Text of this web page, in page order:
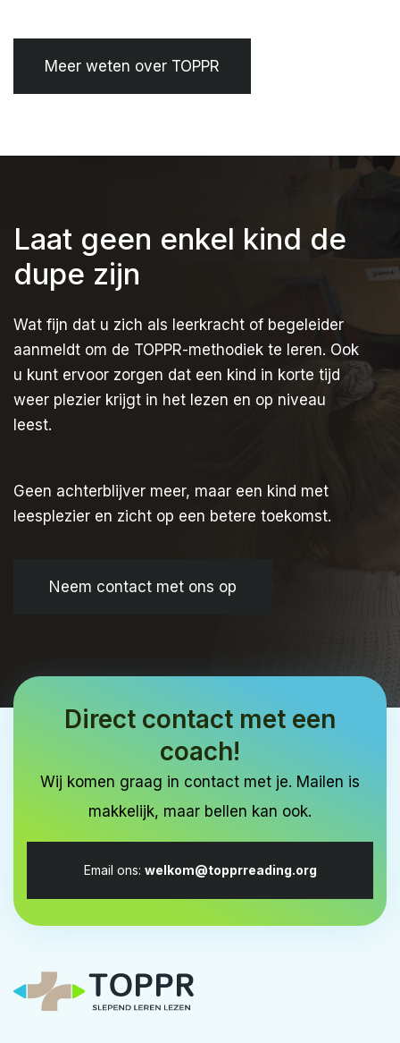
Meer weten over TOPPR
Laat geen enkel kind de
dupe zijn
Wat fijn dat u zich als leerkracht of begeleider
aanmeldt om de TOPPR-methodiek te leren. Ook
u kunt ervoor zorgen dat een kind in korte tijd
weer plezier krijgt in het lezen en op niveau
leest.
Geen achterblijver meer, maar een kind met
leesplezier en zicht op een betere toekomst.
Neem contact met ons op
Direct contact met een
coach!
Wij komen graag in contact met je. Mailen is
makkelijk, maar bellen kan ook.
Email ons: welkom@topprreading.org